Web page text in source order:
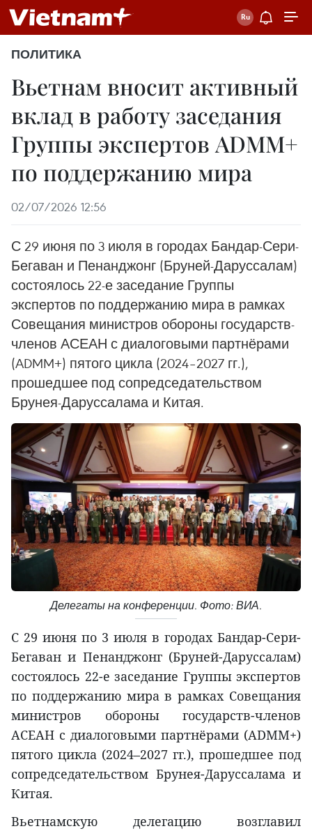
ПОЛИТИКА
Вьетнам вносит активный
вклад в работу заседания
Группы экспертов ADMM+
по поддержанию мира
02/07/2026 12:56
С 29 июня по 3 июля в городах Бандар-Сери-
Бегаван и Пенанджонг (Бруней-Даруссалам)
состоялось 22-е заседание Группы
экспертов по поддержанию мира в рамках
Совещания министров обороны государств-
членов АСЕАН с диалоговыми партнёрами
(ADMM+) пятого цикла (2024–2027 гг.),
прошедшее под сопредседательством
Брунея-Даруссалама и Китая.
Делегаты на конференции. Фото: ВИА.
С 29 июня по 3 июля в городах Бандар-Сери-
Бегаван и Пенанджонг (Бруней-Даруссалам)
состоялось 22-е заседание Группы экспертов
по поддержанию мира в рамках Совещания
министров обороны государств-членов
АСЕАН с диалоговыми партнёрами (ADMM+)
пятого цикла (2024–2027 гг.), прошедшее под
сопредседательством Брунея-Даруссалама и
Китая.
Вьетнамскую делегацию возглавил